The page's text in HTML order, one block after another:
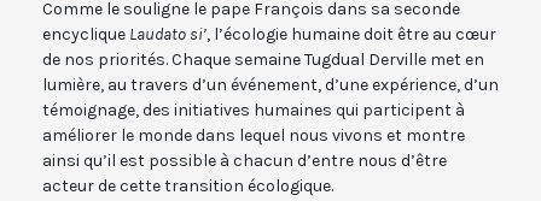
Comme le souligne le pape François dans sa seconde
encyclique Laudato si’, l’écologie humaine doit être au cœur
de nos priorités. Chaque semaine Tugdual Derville met en
lumière, au travers d’un événement, d’une expérience, d’un
témoignage, des initiatives humaines qui participent à
améliorer le monde dans lequel nous vivons et montre
ainsi qu’il est possible à chacun d’entre nous d’être
acteur de cette transition écologique.